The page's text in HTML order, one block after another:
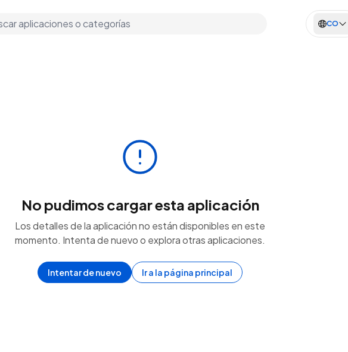
CO
No pudimos cargar esta aplicación
Los detalles de la aplicación no están disponibles en este
momento. Intenta de nuevo o explora otras aplicaciones.
Intentar de nuevo Ir a la página principal